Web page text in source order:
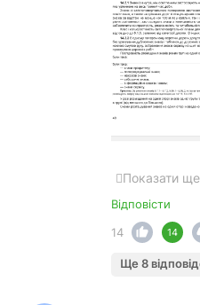
Показати
Відповісти
14
14
Ще 8